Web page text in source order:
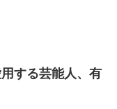
する芸能人、有